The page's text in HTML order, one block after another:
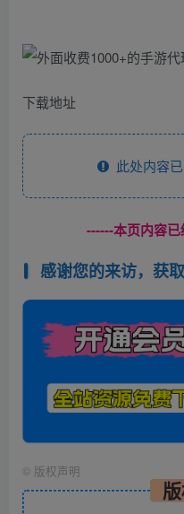
下载地址
此处内容已
------本页内容
感谢您的来访，获
© 版权声明